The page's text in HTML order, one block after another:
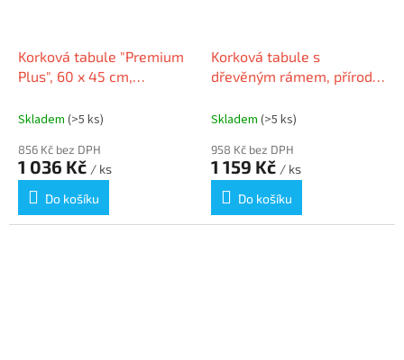
Korková tabule "Premium
Plus", 60 x 45 cm,
1915179
Skladem (>5 ks)
856 Kč bez DPH
1 036 Kč / ks
Do košíku
Korková tabule s
dřevěným rámem, přírodní
ESSELTE
Skladem (>5 ks)
958 Kč bez DPH
1 159 Kč / ks
Do košíku